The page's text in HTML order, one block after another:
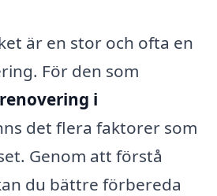
är en stor och ofta en
För den som
i
det flera faktorer som
Genom att förstå
du bättre förbereda